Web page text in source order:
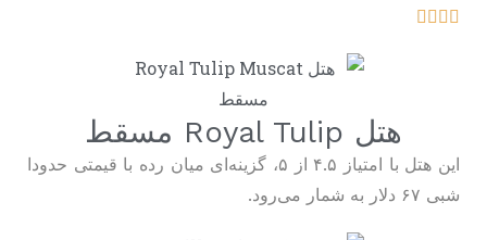
هتل Royal Tulip مسقط
این هتل با امتیاز ۴.۵ از ۵، گزینه‌ای میان رده با قیمتی حدودا
شبی ۶۷ دلار به شمار می‌رود.